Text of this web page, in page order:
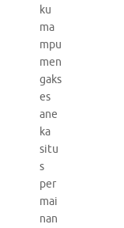
ku
ma
mpu
men
gaks
es
ane
ka
situ
s
per
mai
nan